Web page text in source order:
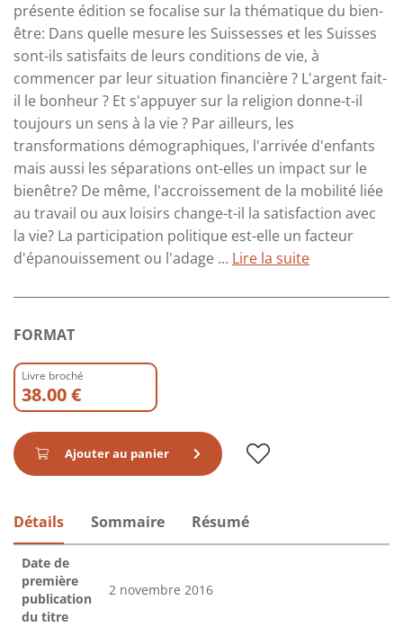
présente édition se focalise sur la thématique du bien-
être: Dans quelle mesure les Suissesses et les Suisses
sont-ils satisfaits de leurs conditions de vie, à
commencer par leur situation financière ? L'argent fait-
il le bonheur ? Et s'appuyer sur la religion donne-t-il
toujours un sens à la vie ? Par ailleurs, les
transformations démographiques, l'arrivée d'enfants
mais aussi les séparations ont-elles un impact sur le
bienêtre? De même, l'accroissement de la mobilité liée
au travail ou aux loisirs change-t-il la satisfaction avec
la vie? La participation politique est-elle un facteur
d'épanouissement ou l'adage ... Lire la suite
FORMAT
Livre broché
38.00 €
Ajouter au panier
Détails Sommaire Résumé
Date de
première
publication
du titre
2 novembre 2016